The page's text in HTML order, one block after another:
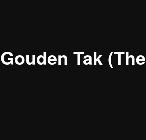
Tak (The